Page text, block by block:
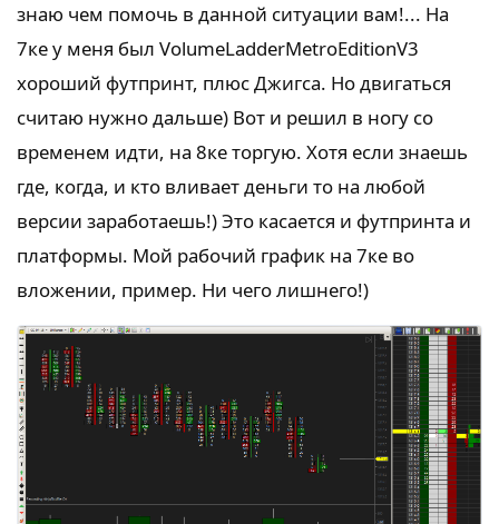
знаю чем помочь в данной ситуации вам!... На
7ке у меня был VolumeLadderMetroEditionV3
хороший футпринт, плюс Джигса. Но двигаться
считаю нужно дальше) Вот и решил в ногу со
временем идти, на 8ке торгую. Хотя если знаешь
где, когда, и кто вливает деньги то на любой
версии заработаешь!) Это касается и футпринта и
платформы. Мой рабочий график на 7ке во
вложении, пример. Ни чего лишнего!)